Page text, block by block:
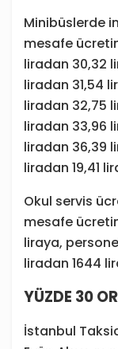
Minibüslerde
mesafe
liradan 30,32
liradan 31,54
liradan 32,75
liradan 33,96
liradan 36,39
liradan 19,41
Okul servis
mesafe
liraya,
liradan 1644
YÜZDE 30
İstanbul